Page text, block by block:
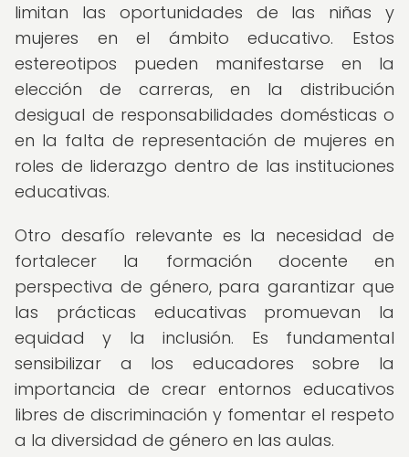
limitan las oportunidades de las niñas y
mujeres en el ámbito educativo. Estos
estereotipos pueden manifestarse en la
elección de carreras, en la distribución
desigual de responsabilidades domésticas o
en la falta de representación de mujeres en
roles de liderazgo dentro de las instituciones
educativas.
Otro desafío relevante es la necesidad de
fortalecer la formación docente en
perspectiva de género, para garantizar que
las prácticas educativas promuevan la
equidad y la inclusión. Es fundamental
sensibilizar a los educadores sobre la
importancia de crear entornos educativos
libres de discriminación y fomentar el respeto
a la diversidad de género en las aulas.